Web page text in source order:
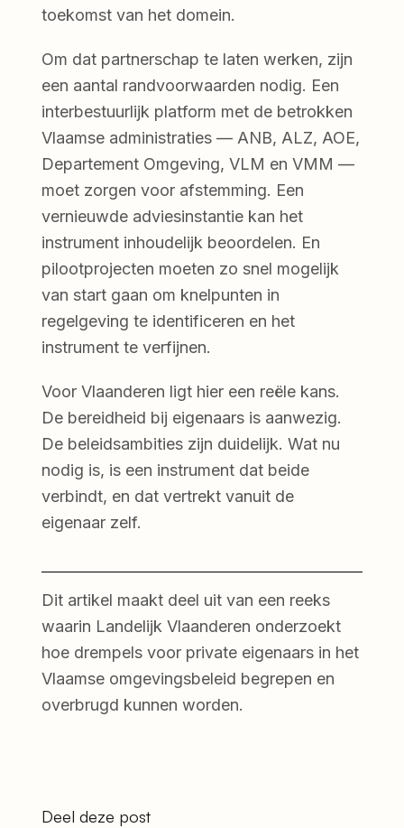
toekomst van het domein.
Om dat partnerschap te laten werken, zijn
een aantal randvoorwaarden nodig. Een
interbestuurlijk platform met de betrokken
Vlaamse administraties — ANB, ALZ, AOE,
Departement Omgeving, VLM en VMM —
moet zorgen voor afstemming. Een
vernieuwde adviesinstantie kan het
instrument inhoudelijk beoordelen. En
pilootprojecten moeten zo snel mogelijk
van start gaan om knelpunten in
regelgeving te identificeren en het
instrument te verfijnen.
Voor Vlaanderen ligt hier een reële kans.
De bereidheid bij eigenaars is aanwezig.
De beleidsambities zijn duidelijk. Wat nu
nodig is, is een instrument dat beide
verbindt, en dat vertrekt vanuit de
eigenaar zelf.
Dit artikel maakt deel uit van een reeks
waarin Landelijk Vlaanderen onderzoekt
hoe drempels voor private eigenaars in het
Vlaamse omgevingsbeleid begrepen en
overbrugd kunnen worden.
Deel deze post